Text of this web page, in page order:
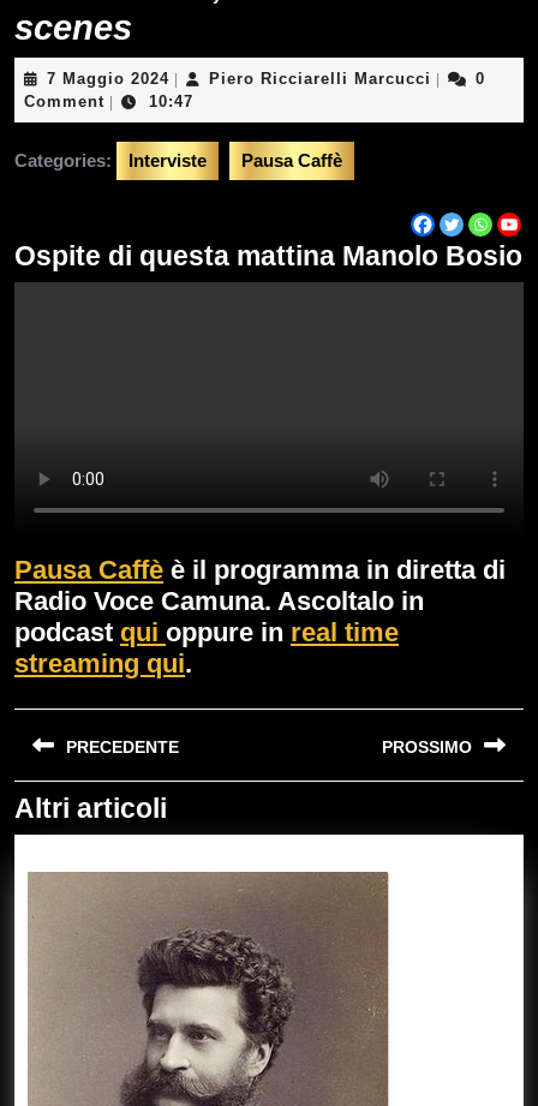
scenes
7 Maggio 20247
Maggio
2024
Piero Ricciarelli Marcucci Piero
Marcucci
0
Comment
10:47
Categories: Interviste Pausa Caffè
Ospite di questa mattina Manolo Bosio
Pausa Caffè è il programma in diretta di
Radio Voce Camuna. Ascoltalo in
podcast qui oppure in real time
streaming qui.
Navigazione
articoliPRECEDENTE
Previous
post:
PROSSIMO
post:
Altri articoli